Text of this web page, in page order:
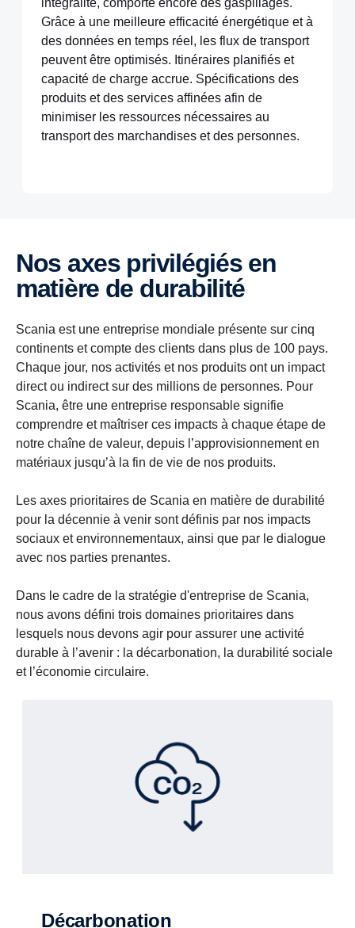
intégralité, comporte encore des gaspillages.
Grâce à une meilleure efficacité énergétique et à
des données en temps réel, les flux de transport
peuvent être optimisés. Itinéraires planifiés et
capacité de charge accrue. Spécifications des
produits et des services affinées afin de
minimiser les ressources nécessaires au
transport des marchandises et des personnes.
Nos axes privilégiés en
matière de durabilité
Scania est une entreprise mondiale présente sur cinq
continents et compte des clients dans plus de 100 pays.
Chaque jour, nos activités et nos produits ont un impact
direct ou indirect sur des millions de personnes. Pour
Scania, être une entreprise responsable signifie
comprendre et maîtriser ces impacts à chaque étape de
notre chaîne de valeur, depuis l’approvisionnement en
matériaux jusqu’à la fin de vie de nos produits.
Les axes prioritaires de Scania en matière de durabilité
pour la décennie à venir sont définis par nos impacts
sociaux et environnementaux, ainsi que par le dialogue
avec nos parties prenantes.
Dans le cadre de la stratégie d'entreprise de Scania,
nous avons défini trois domaines prioritaires dans
lesquels nous devons agir pour assurer une activité
durable à l’avenir : la décarbonation, la durabilité sociale
et l’économie circulaire.
Décarbonation